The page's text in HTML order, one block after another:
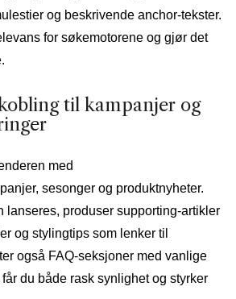
og beskrivende anchor-tekster.
for søkemotorene og gjør det
til kampanjer og
med
sesonger og produktnyheter.
lanseres, produser supporting-artikler
og stylingtips som lenker til
også FAQ-seksjoner med vanlige
du både rask synlighet og styrker